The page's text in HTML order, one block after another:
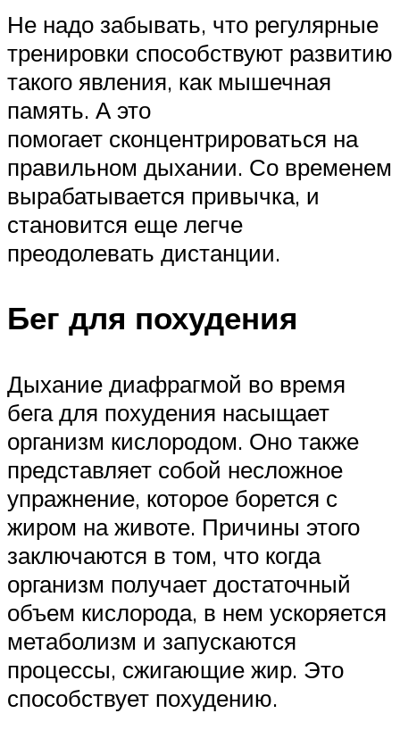
Не надо забывать, что регулярные
тренировки способствуют развитию
такого явления, как мышечная
память. А это
помогает сконцентрироваться на
правильном дыхании. Со временем
вырабатывается привычка, и
становится еще легче
преодолевать дистанции.
Бег для похудения
Дыхание диафрагмой во время
бега для похудения насыщает
организм кислородом. Оно также
представляет собой несложное
упражнение, которое борется с
жиром на животе. Причины этого
заключаются в том, что когда
организм получает достаточный
объем кислорода, в нем ускоряется
метаболизм и запускаются
процессы, сжигающие жир. Это
способствует похудению.